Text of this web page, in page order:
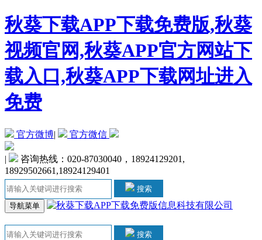
秋葵下载APP下载免费版,秋葵
视频官网,秋葵APP官方网站下
载入口,秋葵APP下载网址进入
免费
官方微博| 官方微信
|
咨询热线：020-87030040，18924129201,
18929502661,18924129401
搜索
导航菜单
搜索